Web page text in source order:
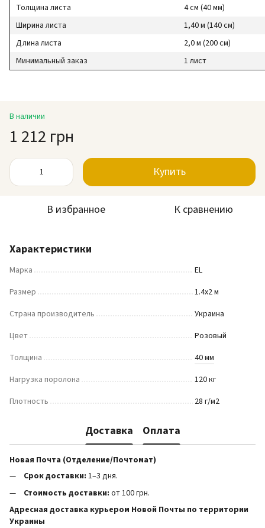
Толщина листа
4 см (40 мм)
Ширина листа
1,40 м (140 см)
Длина листа
2,0 м (200 см)
Минимальный заказ
1 лист
В наличии
1 212 грн
Купить
В избранное К сравнению
Характеристики
Марка
EL
Размер
1.4х2 м
Страна производитель
Украина
Цвет
Розовый
Толщина
40 мм
Нагрузка поролона
120 кг
Плотность
28 г/м2
Доставка Оплата
Новая Почта (Отделение/Почтомат)
Срок доставки: 1–3 дня.
Стоимость доставки: от 100 грн.
Адресная доставка курьером Новой Почты по территории
Украины